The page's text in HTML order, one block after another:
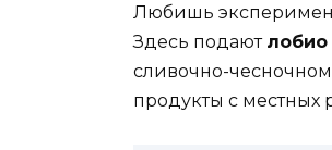
Любишь
Здесь подают лобио
сливочно-
продукты с